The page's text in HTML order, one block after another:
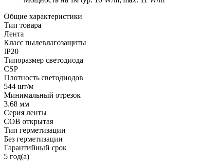
Общие характеристики
Тип товара
Лента
Класс пылевлагозащиты
IP20
Типоразмер светодиода
CSP
Плотность светодиодов
544 шт/м
Минимальный отрезок
3.68 мм
Серия ленты
COB открытая
Тип герметизации
Без герметизации
Гарантийный срок
5 год(а)